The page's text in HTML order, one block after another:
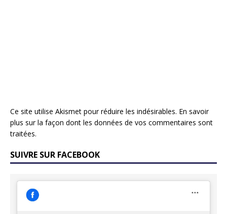
Ce site utilise Akismet pour réduire les indésirables. En savoir
plus sur la façon dont les données de vos commentaires sont
traitées.
SUIVRE SUR FACEBOOK